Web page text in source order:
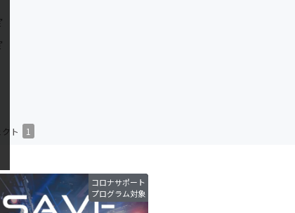
チャレンジ
CAMPFIRE for Social Good
クト 1
コロナサポート
プログラム対象